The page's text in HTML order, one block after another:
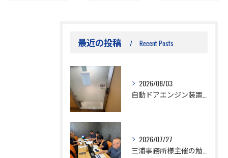
最近の投稿 Recent Posts
2026/08/03
2026/07/27